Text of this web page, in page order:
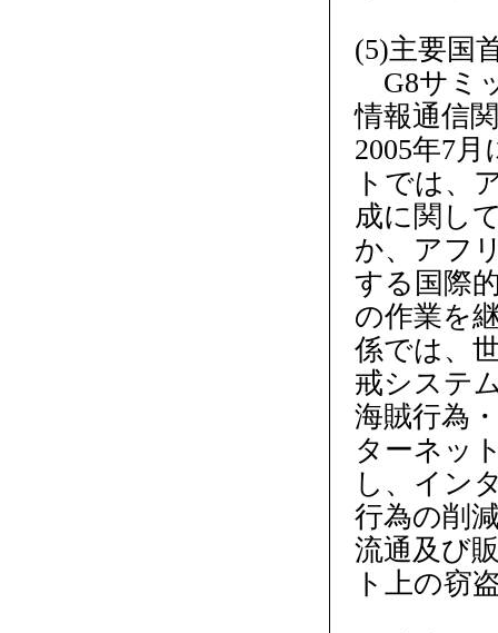
(5)主要国
G8サミ
情報通信
2005年7
トでは、
成に関し
か、アフ
する国際
の作業を
係では、
戒システ
海賊行為
ターネッ
し、イン
行為の削
流通及び
ト上の窃